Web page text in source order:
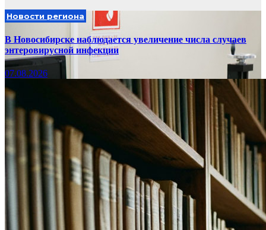
Новости региона
В Новосибирске наблюдается увеличение числа случаев
энтеровирусной инфекции
07.08.2026